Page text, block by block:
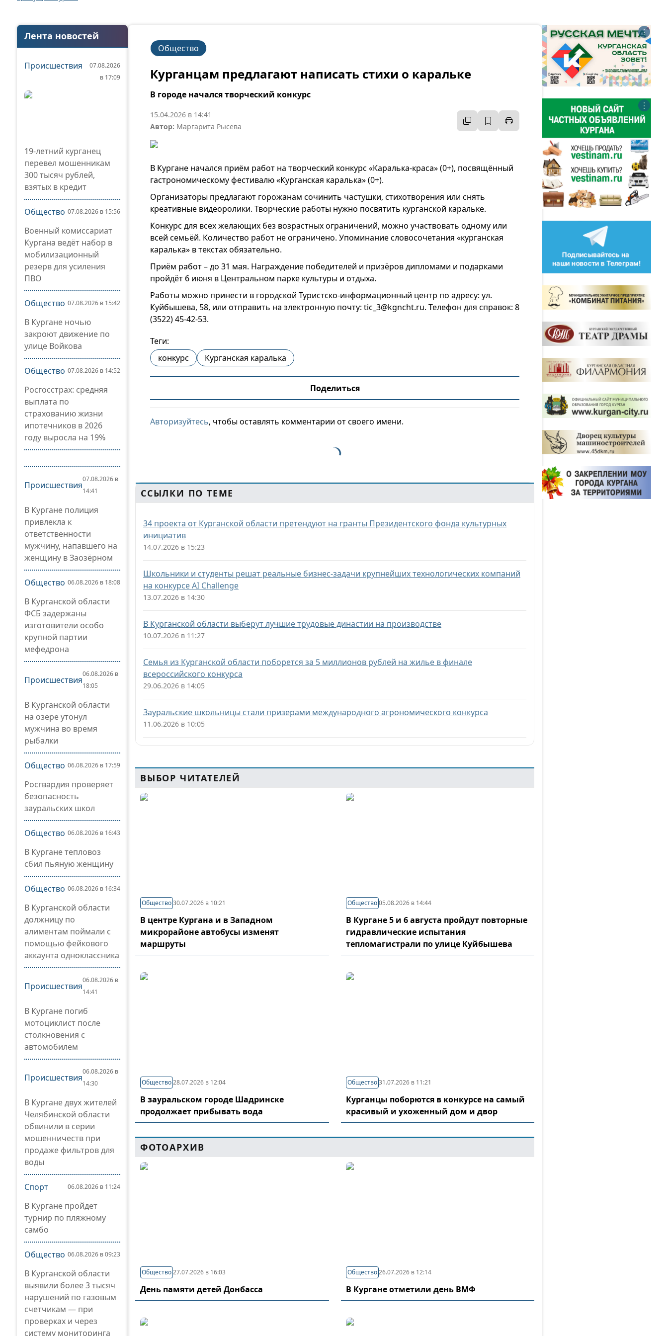
Лента новостей
Происшествия
07.08.2026
в 17:09
19-летний курганец
перевел мошенникам
300 тысяч рублей,
взятых в кредит
Общество 07.08.2026 в 15:56
Военный комиссариат
Кургана ведёт набор в
мобилизационный
резерв для усиления
ПВО
Общество 07.08.2026 в 15:42
В Кургане ночью
закроют движение по
улице Войкова
Общество 07.08.2026 в 14:52
Росгосстрах: средняя
выплата по
страхованию жизни
ипотечников в 2026
году выросла на 19%
Происшествия
07.08.2026 в
14:41
В Кургане полиция
привлекла к
ответственности
мужчину, напавшего на
женщину в Заозёрном
Общество 06.08.2026 в 18:08
В Курганской области
ФСБ задержаны
изготовители особо
крупной партии
мефедрона
Происшествия
06.08.2026 в
18:05
В Курганской области
на озере утонул
мужчина во время
рыбалки
Общество 06.08.2026 в 17:59
Росгвардия проверяет
безопасность
зауральских школ
Общество 06.08.2026 в 16:43
В Кургане тепловоз
сбил пьяную женщину
Общество 06.08.2026 в 16:34
В Курганской области
должницу по
алиментам поймали с
помощью фейкового
аккаунта одноклассника
Происшествия
06.08.2026 в
14:41
В Кургане погиб
мотоциклист после
столкновения с
автомобилем
Происшествия
06.08.2026 в
14:30
В Кургане двух жителей
Челябинской области
обвинили в серии
мошенничеств при
продаже фильтров для
воды
Спорт 06.08.2026 в 11:24
В Кургане пройдет
турнир по пляжному
самбо
Общество 06.08.2026 в 09:23
В Курганской области
выявили более 3 тысяч
нарушений по газовым
счетчикам — при
проверках и через
систему мониторинга
Общество
Курганцам предлагают написать стихи о каральке
В городе начался творческий конкурс
15.04.2026 в 14:41
Автор: Маргарита Рысева
В Кургане начался приём работ на творческий конкурс «Каралька-краса» (0+), посвящённый
гастрономическому фестивалю «Курганская каралька» (0+).
Организаторы предлагают горожанам сочинить частушки, стихотворения или снять
креативные видеоролики. Творческие работы нужно посвятить курганской каральке.
Конкурс для всех желающих без возрастных ограничений, можно участвовать одному или
всей семьёй. Количество работ не ограничено. Упоминание словосочетания «курганская
каралька» в текстах обязательно.
Приём работ – до 31 мая. Награждение победителей и призёров дипломами и подарками
пройдёт 6 июня в Центральном парке культуры и отдыха.
Работы можно принести в городской Туристско-информационный центр по адресу: ул.
Куйбышева, 58, или отправить на электронную почту: tic_3@kgncht.ru. Телефон для справок: 8
(3522) 45-42-53.
Теги:
конкурс
Курганская каралька
Поделиться
Авторизуйтесь, чтобы оставлять комментарии от своего имени.
ССЫЛКИ ПО ТЕМЕ
34 проекта от Курганской области претендуют на гранты Президентского фонда культурных
инициатив
14.07.2026 в 15:23
Школьники и студенты решат реальные бизнес-задачи крупнейших технологических компаний
на конкурсе AI Challenge
13.07.2026 в 14:30
В Курганской области выберут лучшие трудовые династии на производстве
10.07.2026 в 11:27
Семья из Курганской области поборется за 5 миллионов рублей на жилье в финале
всероссийского конкурса
29.06.2026 в 14:05
Зауральские школьницы стали призерами международного агрономического конкурса
11.06.2026 в 10:05
ВЫБОР ЧИТАТЕЛЕЙ
Общество30.07.2026 в 10:21
В центре Кургана и в Западном
микрорайоне автобусы изменят
маршруты
Общество 05.08.2026 в 14:44
В Кургане 5 и 6 августа пройдут повторные
гидравлические испытания
тепломагистрали по улице Куйбышева
Общество28.07.2026 в 12:04
В зауральском городе Шадринске
продолжает прибывать вода
Общество 31.07.2026 в 11:21
Курганцы поборются в конкурсе на самый
красивый и ухоженный дом и двор
ФОТОАРХИВ
Общество27.07.2026 в 16:03
День памяти детей Донбасса
Общество 26.07.2026 в 12:14
В Кургане отметили день ВМФ
⋮
⋮